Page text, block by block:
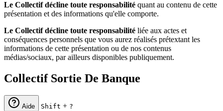
Le Collectif décline toute responsabilité quant au contenu de cette
présentation et des informations qu'elle comporte.
Le Collectif décline toute responsabilité liée aux actes et
conséquences personnels que vous aurez réalisés prétextant les
informations de cette présentation ou de nos contenus
médias/sociaux, par ailleurs disponibles publiquement.
Collectif Sortie De Banque
Aide Shift + ?